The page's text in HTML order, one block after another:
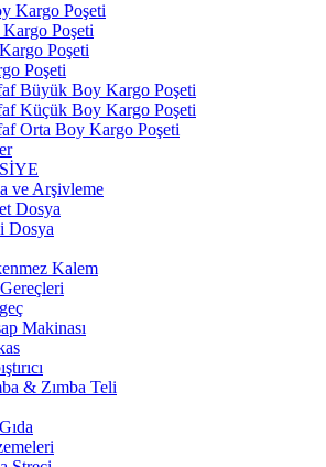
Kargo Poşeti
Poşeti
Poşeti
Poşeti
Büyük Boy Kargo Poşeti
Küçük Boy Kargo Poşeti
Orta Boy Kargo Poşeti
ve Arşivleme
Dosya
Dosya
Kalem
Makinası
& Zımba Teli